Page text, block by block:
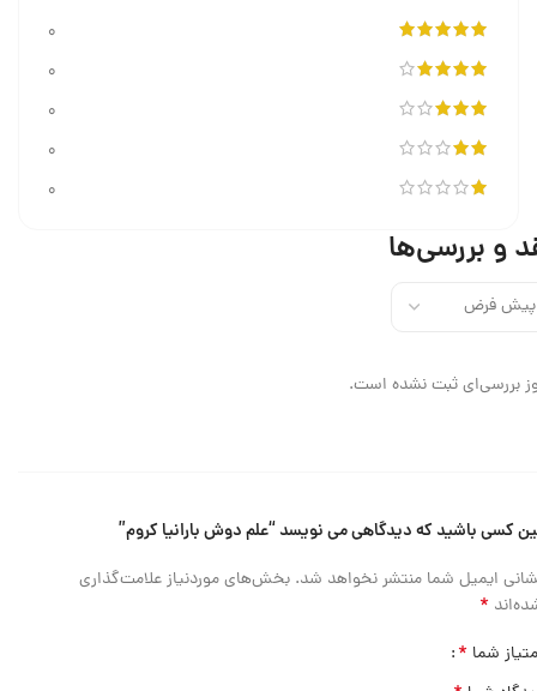
0
0
0
0
0
و بررسی‌ها
بررسی‌ای ثبت نشده است.
کسی باشید که دیدگاهی می نویسد “علم دوش بارانیا کروم”
ایمیل شما منتشر نخواهد شد. بخش‌های موردنیاز علامت‌گذاری
*
شما *